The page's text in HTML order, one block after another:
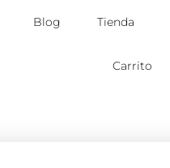
Blog Tienda
Carrito